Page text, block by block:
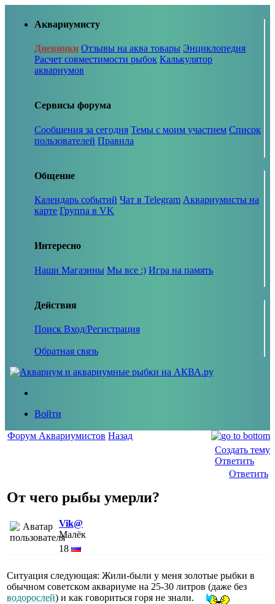
Аквариумисту
Дневники Отзывы на аква товары Энциклопедия
Расчет совместимости рыбок Калькулятор
аквариумов
Сервисы форума
Сообщения за сегодня Темы с моим участием Список
пользователей Правила
Общение
Календарь событий Чат в Telegram Аквариумисты на
карте Группа в VK
Интересно
Наши Магазины Мы все :) Игра на память
Действия
Поиск Вход/Регистрация
Обратная связь
Войти
Форум Аквариумистов Назад
Создать тему
Ответить
Ответить
От чего рыбы умерли?
Vik@
Малёк
18
Ситуация следующая: Жили-были у меня золотые рыбки в
обычном советском аквариуме на 25-30 литров (даже без
водорослей) и как говориться горя не знали.